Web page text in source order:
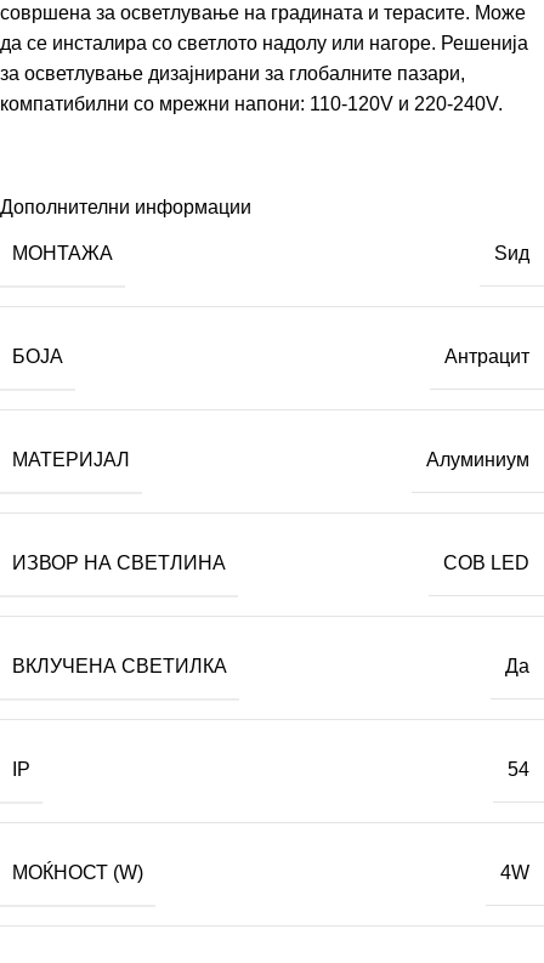
совршена за осветлување на градината и терасите. Може
да се инсталира со светлото надолу или нагоре. Решенија
за осветлување дизајнирани за глобалните пазари,
компатибилни со мрежни напони: 110-120V и 220-240V.
Дополнителни информации
МОНТАЖА Ѕид
БОЈА Антрацит
МАТЕРИЈАЛ Алуминиум
ИЗВОР НА СВЕТЛИНА COB LED
ВКЛУЧЕНА СВЕТИЛКА Да
IP 54
МОЌНОСТ (W) 4W